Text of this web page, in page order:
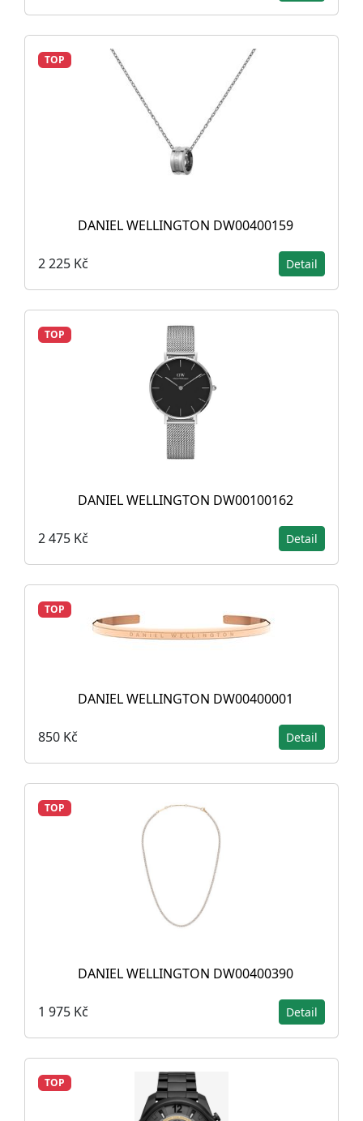
TOP
DANIEL WELLINGTON DW00400159
2 225 Kč Detail
TOP
DANIEL WELLINGTON DW00100162
2 475 Kč Detail
TOP
DANIEL WELLINGTON DW00400001
850 Kč Detail
TOP
DANIEL WELLINGTON DW00400390
1 975 Kč Detail
TOP